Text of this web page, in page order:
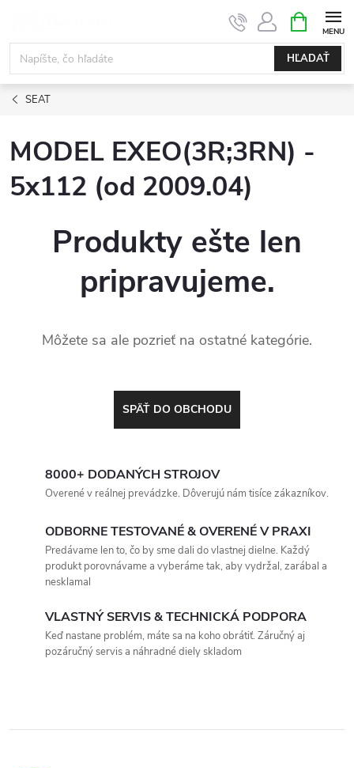
obsah
HĽADAŤ
KOŠÍK
SEAT
MODEL EXEO(3R;3RN) -
5x112 (od 2009.04)
Produkty ešte len
pripravujeme.
Môžete sa ale pozrieť na ostatné kategórie.
SPÄŤ DO OBCHODU
8000+ DODANÝCH STROJOV
Overené v reálnej prevádzke. Dôverujú nám tisíce zákazníkov.
ODBORNE TESTOVANÉ & OVERENÉ V PRAXI
Predávame len to, čo by sme dali do vlastnej dielne. Každý
produkt porovnávame a vyberáme tak, aby vydržal, zarábal a
nesklamal
VLASTNÝ SERVIS & TECHNICKÁ PODPORA
Keď nastane problém, máte sa na koho obrátiť. Záručný aj
pozáručný servis a náhradné diely skladom